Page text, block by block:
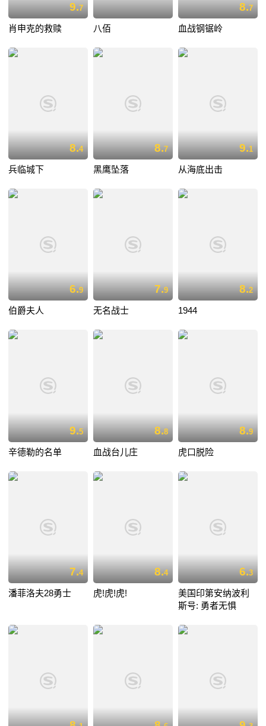
9.7
肖申克的救赎 八佰
8.7
血战钢锯岭
8.4
兵临城下
8.7
黑鹰坠落
9.1
从海底出击
6.9
伯爵夫人
7.9
无名战士
8.2
1944
9.5
辛德勒的名单
8.8
血战台儿庄
8.9
虎口脱险
7.4
潘菲洛夫28勇士
8.4
虎!虎!虎!
6.3
美国印第安纳波利
斯号: 勇者无惧